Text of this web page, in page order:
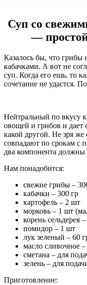
Суп со
—
Казалось бы, что грибы
кабачками. А вот не
суп. Когда его ешь, то
сочетание не удастся.
Нейтральный по вкусу
овощей и грибов и дает
какой другой. Не зря же
совпадают по срокам с
два компонента должны
Нам понадобится:
свежие грибы –
кабачки – 300 гр
картофель – 2 шт
морковь – 1 шт
корень сельдерея
помидор – 1 шт
лук зеленый – 60
масло сливочное –
сметана – для
зелень – для
Приготовление: